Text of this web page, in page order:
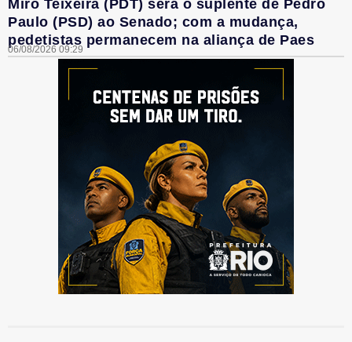
Miro Teixeira (PDT) será o suplente de Pedro
Paulo (PSD) ao Senado; com a mudança,
pedetistas permanecem na aliança de Paes
06/08/2026 09:29